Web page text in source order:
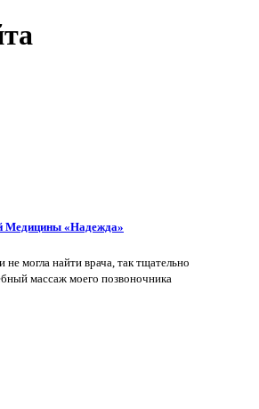
Медицины «Надежда»
не могла найти врача, так тщательно
массаж моего позвоночника